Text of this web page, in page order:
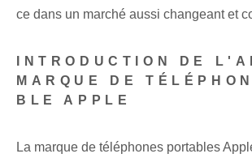
ce dans un marché aussi changeant et
INTRODUCTION DE
MARQUE DE
BLE APPLE
La marque de téléphones portables